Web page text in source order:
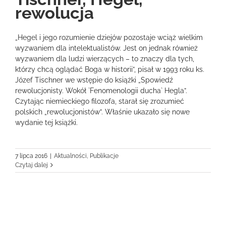
rewolucja
„Hegel i jego rozumienie dziejów pozostaje wciąż wielkim
wyzwaniem dla intelektualistów. Jest on jednak również
wyzwaniem dla ludzi wierzących – to znaczy dla tych,
którzy chcą oglądać Boga w historii”, pisał w 1993 roku ks.
Józef Tischner we wstępie do książki „Spowiedź
rewolucjonisty. Wokół `Fenomenologii ducha` Hegla”.
Czytając niemieckiego filozofa, starał się zrozumieć
polskich „rewolucjonistów”. Właśnie ukazało się nowe
wydanie tej książki.
7 lipca 2016 | Aktualności Publikacje
Czytaj dalej